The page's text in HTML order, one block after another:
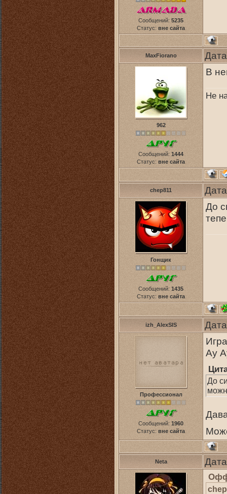
Сообщений: 5235
Статус: вне сайта
MaxFiorano
962
Сообщений: 1444
Статус: вне сайта
В
Не
chep811
Гонщик
Сообщений: 1435
Статус: вне сайта
До
izh_AlexSIS
Профессионал
Сообщений: 1960
Статус: вне сайта
Ау
До
Neta